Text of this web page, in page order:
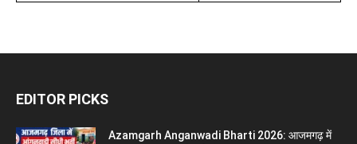
EDITOR PICKS
Azamgarh Anganwadi Bharti 2026: आजमगढ़ में